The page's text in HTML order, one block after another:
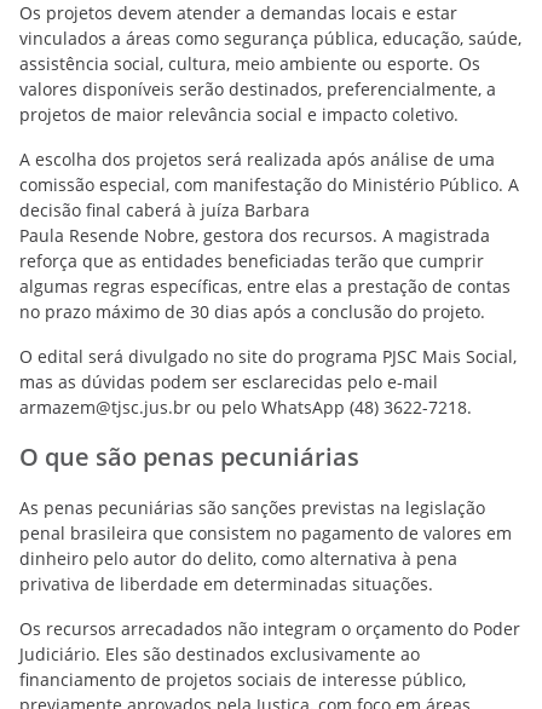
Os projetos devem atender a demandas locais e estar
vinculados a áreas como segurança pública, educação, saúde,
assistência social, cultura, meio ambiente ou esporte. Os
valores disponíveis serão destinados, preferencialmente, a
projetos de maior relevância social e impacto coletivo.
A escolha dos projetos será realizada após análise de uma
comissão especial, com manifestação do Ministério Público. A
decisão final caberá à juíza Barbara
Paula Resende Nobre, gestora dos recursos. A magistrada
reforça que as entidades beneficiadas terão que cumprir
algumas regras específicas, entre elas a prestação de contas
no prazo máximo de 30 dias após a conclusão do projeto.
O edital será divulgado no site do programa PJSC Mais Social,
mas as dúvidas podem ser esclarecidas pelo e-mail
armazem@tjsc.jus.br ou pelo WhatsApp (48) 3622-7218.
O que são penas pecuniárias
As penas pecuniárias são sanções previstas na legislação
penal brasileira que consistem no pagamento de valores em
dinheiro pelo autor do delito, como alternativa à pena
privativa de liberdade em determinadas situações.
Os recursos arrecadados não integram o orçamento do Poder
Judiciário. Eles são destinados exclusivamente ao
financiamento de projetos sociais de interesse público,